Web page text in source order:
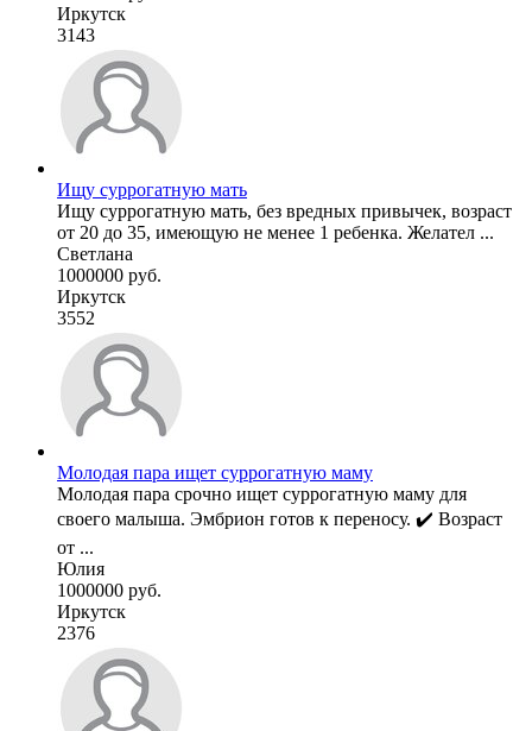
Иркутск
3143
Ищу суррогатную мать
Ищу суррогатную мать, без вредных привычек, возраст
от 20 до 35, имеющую не менее 1 ребенка. Желател ...
Светлана
1000000 руб.
Иркутск
3552
Молодая пара ищет суррогатную маму
Молодая пара срочно ищет суррогатную маму для
своего малыша. Эмбрион готов к переносу. ✔️ Возраст
от ...
Юлия
1000000 руб.
Иркутск
2376